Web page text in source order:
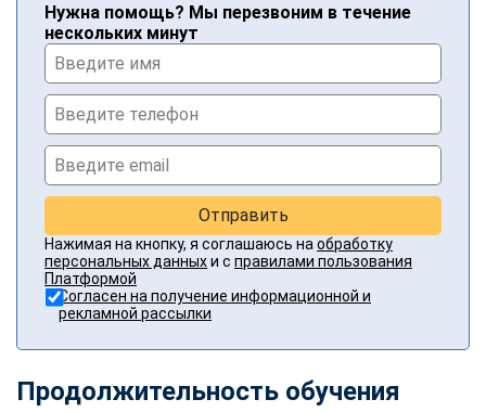
Нужна помощь? Мы перезвоним в течение
нескольких минут
Отправить
Нажимая на кнопку, я соглашаюсь на обработку
персональных данныхи с правилами пользования
Платформой
Согласен на получение информационной и
рекламной рассылки
Продолжительность обучения